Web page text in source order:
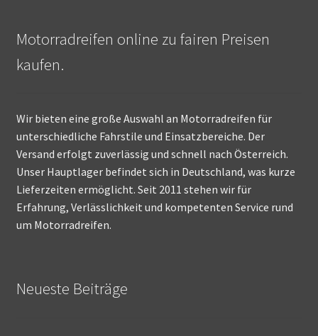
Motorradreifen online zu fairen Preisen
kaufen.
Wir bieten eine große Auswahl an Motorradreifen für
unterschiedliche Fahrstile und Einsatzbereiche. Der
Versand erfolgt zuverlässig und schnell nach Österreich.
Unser Hauptlager befindet sich in Deutschland, was kurze
Lieferzeiten ermöglicht. Seit 2011 stehen wir für
Erfahrung, Verlässlichkeit und kompetenten Service rund
um Motorradreifen.
Neueste Beiträge